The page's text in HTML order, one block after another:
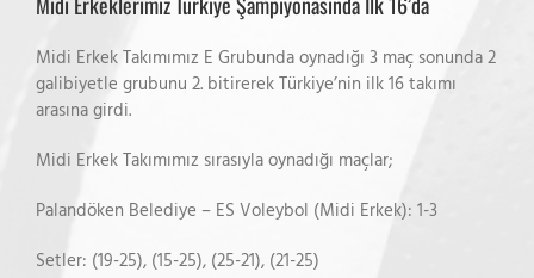
Midi Erkek Takımımız E Grubunda oynadığı 3 maç sonunda 2
galibiyetle grubunu 2. bitirerek Türkiye’nin ilk 16 takımı
arasına girdi.
Midi Erkek Takımımız sırasıyla oynadığı maçlar;
Palandöken Belediye – ES Voleybol (Midi Erkek): 1-3
Setler: (19-25), (15-25), (25-21), (21-25)